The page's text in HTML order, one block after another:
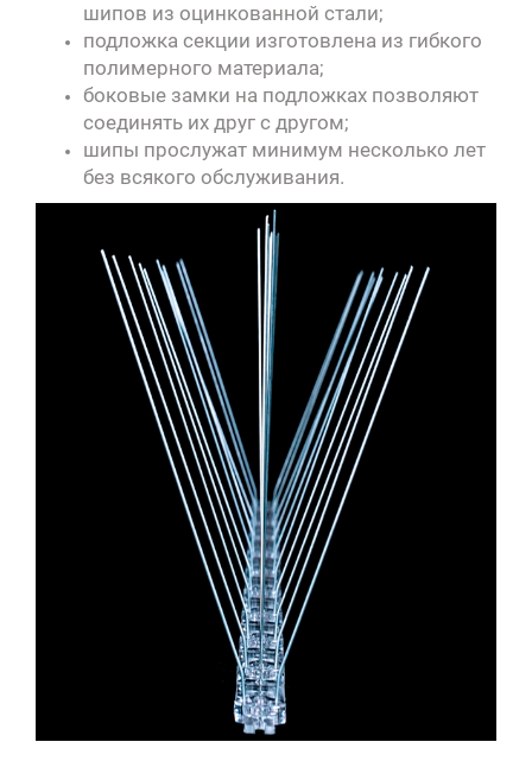
шипов из оцинкованной стали;
подложка секции изготовлена из гибкого
полимерного материала;
боковые замки на подложках позволяют
соединять их друг с другом;
шипы прослужат минимум несколько лет
без всякого обслуживания.